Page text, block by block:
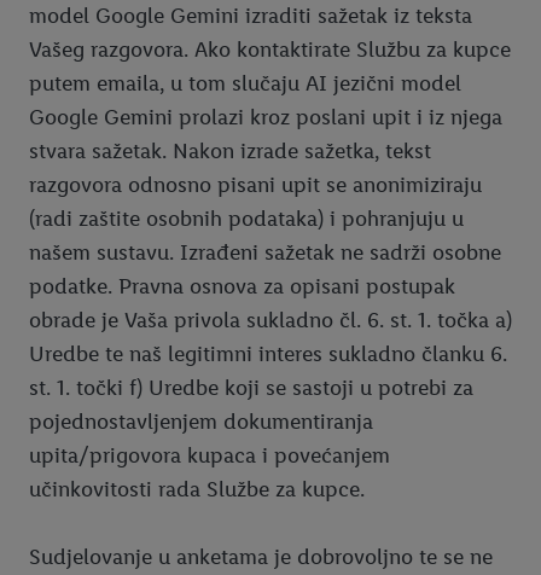
model Google Gemini izraditi sažetak iz teksta
Vašeg razgovora. Ako kontaktirate Službu za kupce
putem emaila, u tom slučaju AI jezični model
Google Gemini prolazi kroz poslani upit i iz njega
stvara sažetak. Nakon izrade sažetka, tekst
razgovora odnosno pisani upit se anonimiziraju
(radi zaštite osobnih podataka) i pohranjuju u
našem sustavu. Izrađeni sažetak ne sadrži osobne
podatke. Pravna osnova za opisani postupak
obrade je Vaša privola sukladno čl. 6. st. 1. točka a)
Uredbe te naš legitimni interes sukladno članku 6.
st. 1. točki f) Uredbe koji se sastoji u potrebi za
pojednostavljenjem dokumentiranja
upita/prigovora kupaca i povećanjem
učinkovitosti rada Službe za kupce.
Sudjelovanje u anketama je dobrovoljno te se ne